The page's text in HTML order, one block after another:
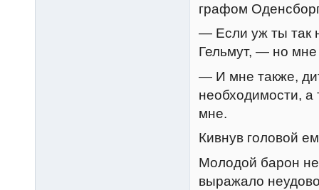
графом
— Если уж ты так
Гельмут, — но
— И мне также,
необходимости, а
мне.
Кивнув головой
Молодой барон
выражало